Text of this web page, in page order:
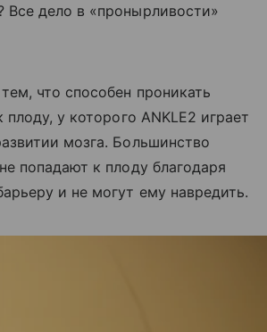
Все дело в «пронырливости»
что способен проникать
плоду, у которого ANKLE2 играет
мозга. Большинство
попадают к плоду благодаря
и не могут ему навредить.